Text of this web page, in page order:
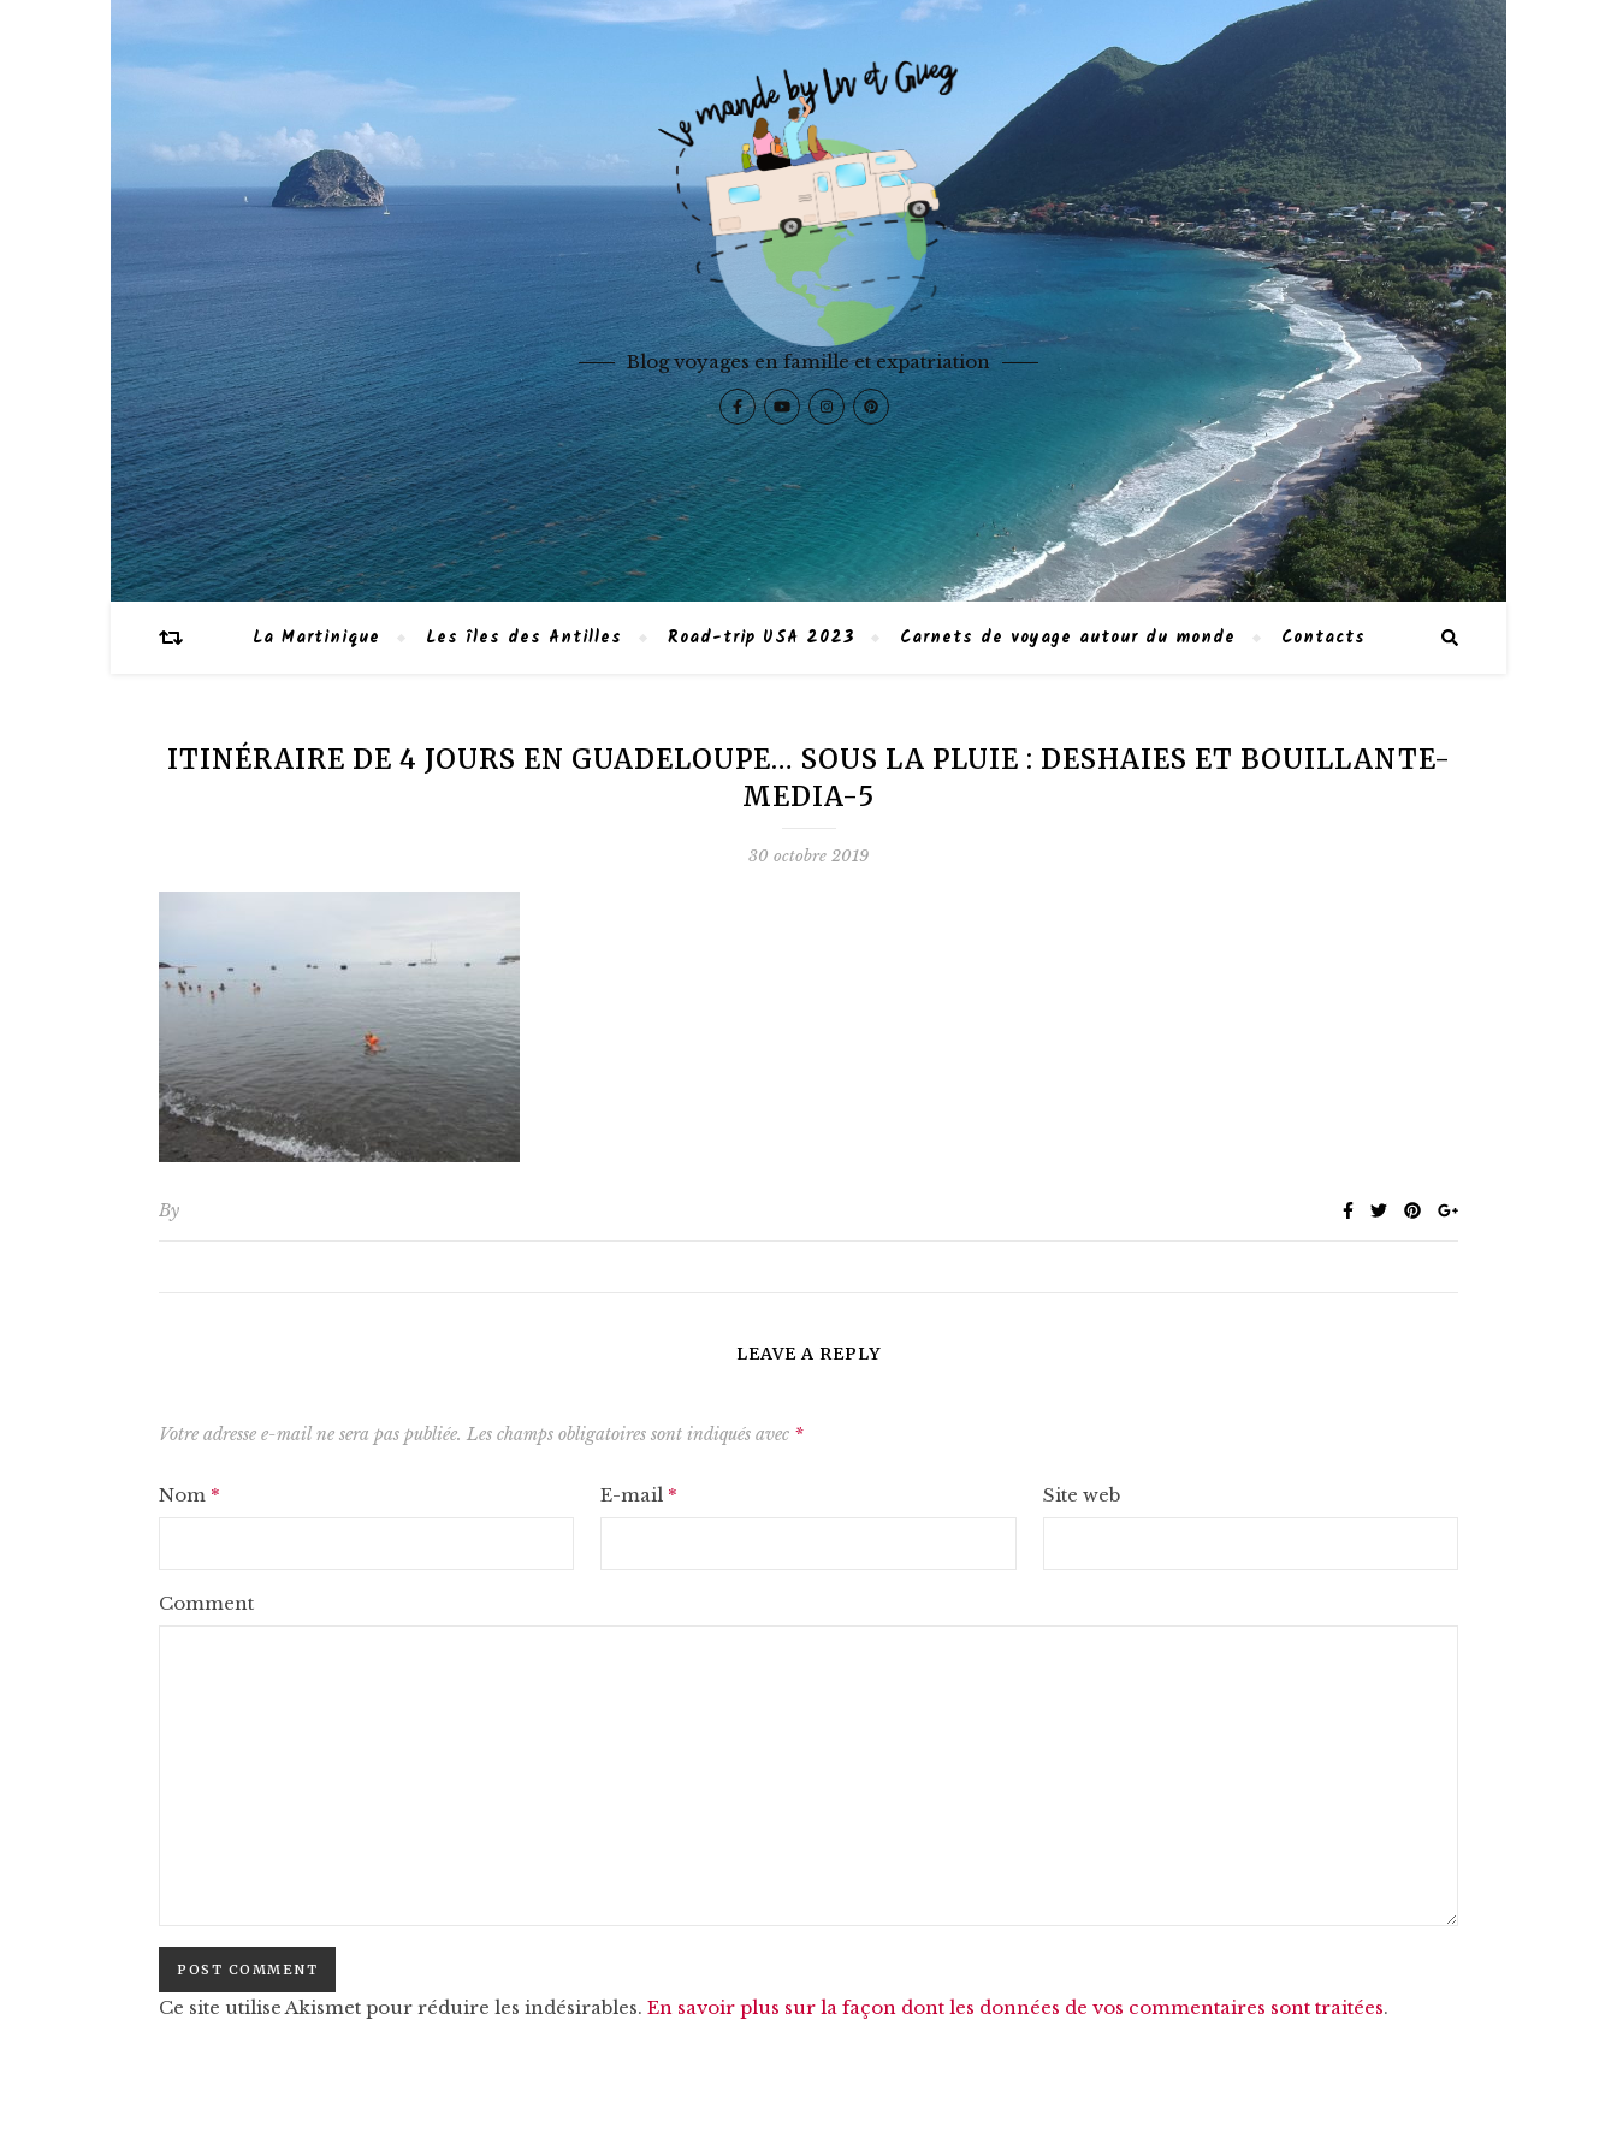
Blog voyages en famille et expatriation
La Martinique Les îles des Antilles Road-trip USA 2023 Carnets de voyage autour du monde Contacts
ITINÉRAIRE DE 4 JOURS EN GUADELOUPE… SOUS LA PLUIE : DESHAIES ET BOUILLANTE-
MEDIA-5
30 octobre 2019
By
LEAVE A REPLY
Votre adresse e-mail ne sera pas publiée. Les champs obligatoires sont indiqués avec *
Nom * E-mail * Site web
Comment
Ce site utilise Akismet pour réduire les indésirables. En savoir plus sur la façon dont les données de vos commentaires sont traitées.